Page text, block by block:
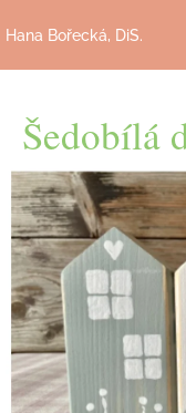
naHana Bořecká, DiS.
Šedobílá